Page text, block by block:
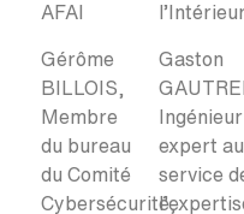
AFAI
Gérôme
BILLOIS,
Membre
du bureau
du Comité
Cybersécurité,
Gaston
Ingénieur
expert au
service